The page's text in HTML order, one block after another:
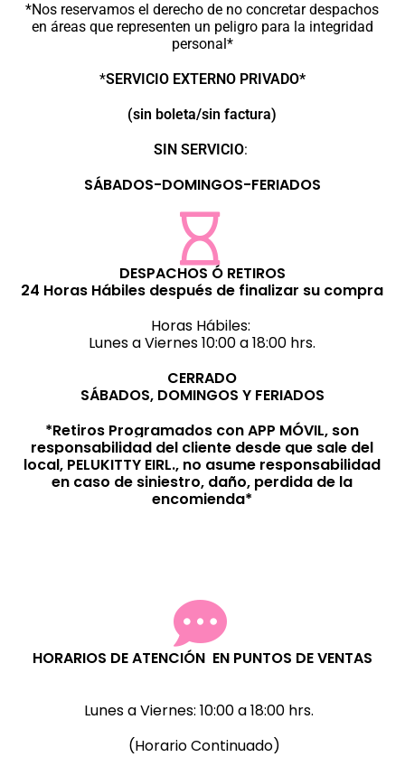
*Nos reservamos el derecho de no concretar despachos
en áreas que representen un peligro para la integridad
personal*
*SERVICIO EXTERNO PRIVADO*
(sin boleta/sin factura)
SIN SERVICIO:
SÁBADOS-DOMINGOS-FERIADOS
DESPACHOS Ó RETIROS
24 Horas Hábiles después de finalizar su compra
Horas Hábiles:
Lunes a Viernes 10:00 a 18:00 hrs.
CERRADO
SÁBADOS, DOMINGOS Y FERIADOS
*Retiros Programados con APP MÓVIL, son
responsabilidad del cliente desde que sale del
local, PELUKITTY EIRL., no asume responsabilidad
en caso de siniestro, daño, perdida de la
encomienda*
HORARIOS DE ATENCIÓN EN PUNTOS DE VENTAS
Lunes a Viernes: 10:00 a 18:00 hrs.
(Horario Continuado)